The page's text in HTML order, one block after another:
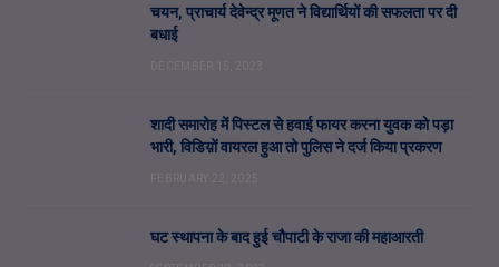
चयन, प्राचार्य देवेन्द्र मूणत ने विद्यार्थियों की सफलता पर दी
बधाई
शादी समारोह में पिस्टल से हवाई फायर करना युवक को पड़ा
भारी, विडिय़ों वायरल हुआ तो पुलिस ने दर्ज किया प्रकरण
घट स्थापना के बाद हुई चौपाटी के राजा की महाआरती